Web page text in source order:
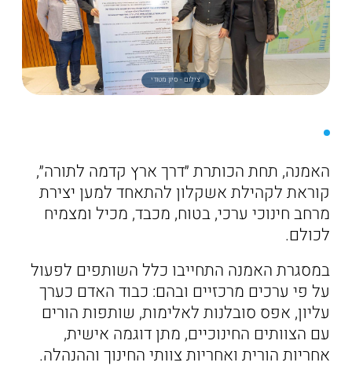
צילום - סיון מטודי
האמנה, תחת הכותרת ״דרך ארץ קדמה לתורה״,
קוראת לקהילת אשקלון להתאחד למען יצירת
מרחב חינוכי ערכי, בטוח, מכבד, מכיל ומצמיח
לכולם.
במסגרת האמנה התחייבו כלל השותפים לפעול
על פי ערכים מרכזיים ובהם: כבוד האדם כערך
עליון, אפס סובלנות לאלימות, שותפות הורים
עם הצוותים החינוכיים, מתן דוגמה אישית,
אחריות הורית ואחריות צוותי החינוך וההנהלה.